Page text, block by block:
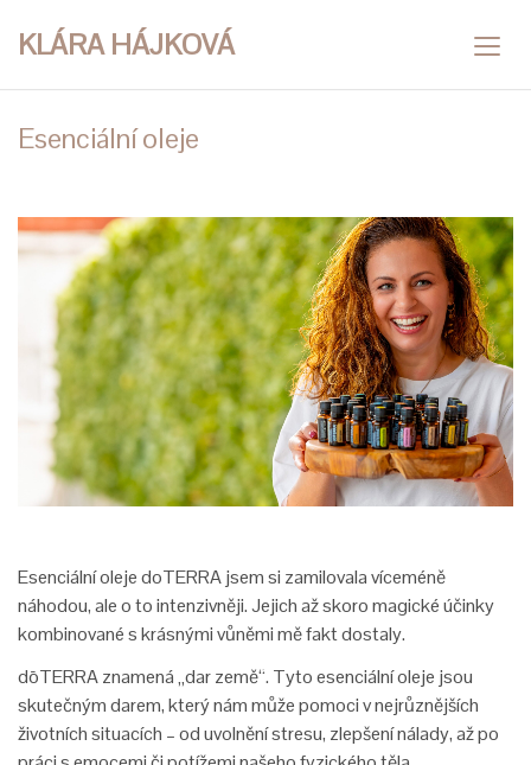
KLÁRA HÁJKOVÁ
Esenciální oleje
Esenciální oleje doTERRA jsem si zamilovala víceméně
náhodou, ale o to intenzivněji. Jejich až skoro magické účinky
kombinované s krásnými vůněmi mě fakt dostaly.
dōTERRA znamená „dar země“. Tyto esenciální oleje jsou
skutečným darem, který nám může pomoci v nejrůznějších
životních situacích – od uvolnění stresu, zlepšení nálady, až po